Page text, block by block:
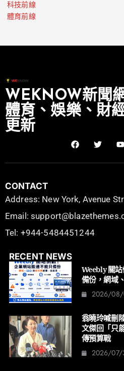
科技前線
體育前線
WEKNOW新聞
體育、娛樂、財
更新
CONTACT
Address: New York, Avenue
Email:
Tel: +944-5484451244
RECENT NEWS
Weebly 關
備份，網域
2026/
翁曉玲喊刪
文傑回「只
傳預算戰
2026/07/